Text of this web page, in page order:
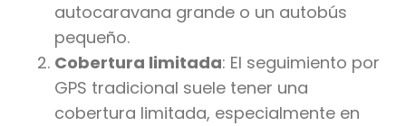
autocaravana grande o un autobús
pequeño.
Cobertura limitada: El seguimiento por
GPS tradicional suele tener una
cobertura limitada, especialmente en